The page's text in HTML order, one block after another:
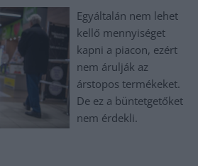
Egyáltalán nem lehet
kellő mennyiséget
kapni a piacon, ezért
nem árulják az
árstopos termékeket.
De ez a büntetgetőket
nem érdekli.